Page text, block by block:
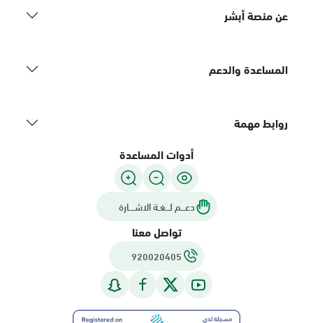
عن منصة أبشر
المساعدة والدعم
روابط مهمة
أدوات المساعدة
دعـــم لـــغـة الاشــــارة
تواصل معنا
920020405